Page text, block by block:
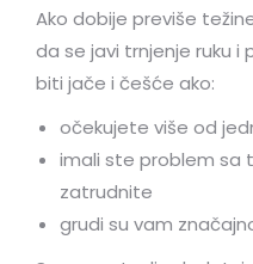
Ako dobije previše
da se javi trnjenje ruku i
biti jače i češće ako:
očekujete više od
imali ste problem sa
zatrudnite
grudi su vam